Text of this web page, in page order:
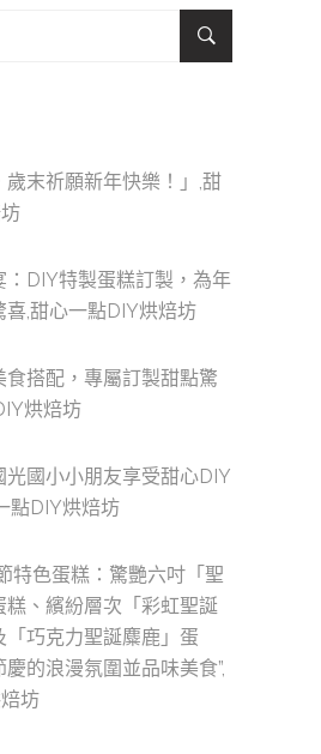
歲末祈願新年快樂！」,甜
：DIY特製蛋糕訂製，為年
,甜心一點DIY烘焙坊
食搭配，專屬訂製甜點驚
烘焙坊
光國小小朋友享受甜心DIY
點DIY烘焙坊
特色蛋糕：驚艷六吋「聖
糕、繽紛層次「彩虹聖誕
「巧克力聖誕麋鹿」蛋
的浪漫氛圍並品味美食”,
坊